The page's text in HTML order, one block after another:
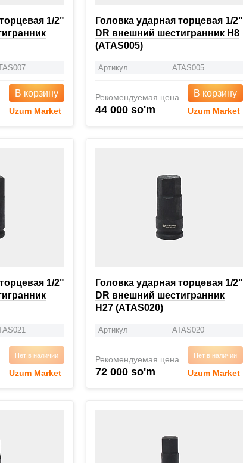
1/2"
В корзину
Uzum Market
Головка ударная торцевая 1/2"
DR внешний шестигранник H8
(ATAS005)
Артикул ATAS005
Рекомендуемая цена
44 000 so'm
В корзину
Uzum Market
1/2"
Нет в наличии
Uzum Market
Головка ударная торцевая 1/2"
DR внешний шестигранник
H27 (ATAS020)
Артикул ATAS020
Рекомендуемая цена
72 000 so'm
Нет в наличии
Uzum Market